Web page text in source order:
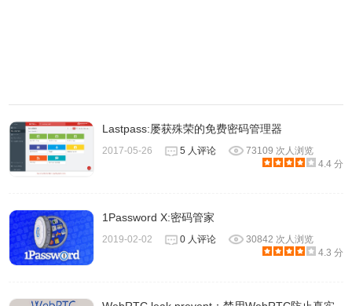
3、还可以选择手动输入网址和代码，代码拥有时间限制。
Lastpass:屡获殊荣的免费密码管理器
2017-05-26 5 人评论
73109 次人浏览
4.4 分
1Password X:密码管家
2019-02-02 0 人评论
30842 次人浏览
4.3 分